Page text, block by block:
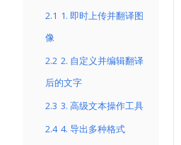
2.1 1. 即时上传并翻译图
像
2.2 2. 自定义并编辑翻译
后的文字
2.3 3. 高级文本操作工具
2.4 4. 导出多种格式